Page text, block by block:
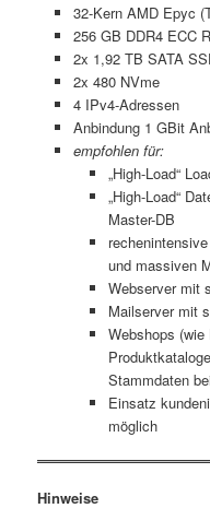
32-Kern AMD Epyc
256 GB DDR4 ECC
2x 1,92 TB SATA
2x 480 NVme
4 IPv4-Adressen
Anbindung 1 GBit
empfohlen für:
„High-Load“
„High-Load“
Master-DB
und massiven
Webserver mit
Mailserver mit
Webshops
Stammdaten
Einsatz
möglich
Hinweise